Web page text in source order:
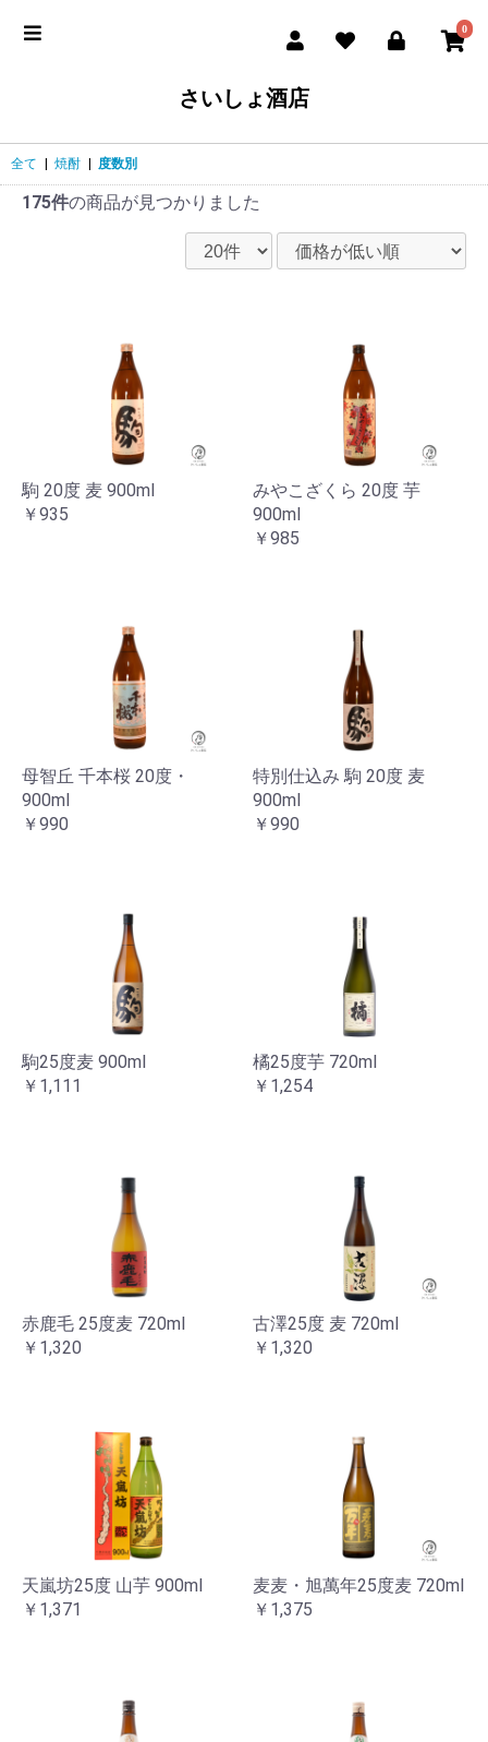
0
さいしょ酒店
全て 焼酎 度数別
175件の商品が見つかりました
駒 20度 麦 900ml
￥935
みやこざくら 20度 芋
900ml
￥985
母智丘 千本桜 20度・
900ml
￥990
特別仕込み 駒 20度 麦
900ml
￥990
駒25度麦 900ml
￥1,111
橘25度芋 720ml
￥1,254
赤鹿毛 25度麦 720ml
￥1,320
古澤25度 麦 720ml
￥1,320
天嵐坊25度 山芋 900ml
￥1,371
麦麦・旭萬年25度麦 720ml
￥1,375